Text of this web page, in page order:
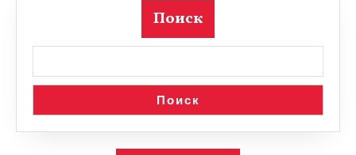
Поиск
Поиск